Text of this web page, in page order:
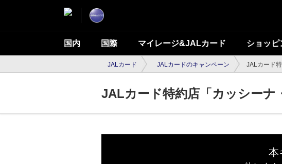
国内 国際 マイレージ&JALカード ショッピ
JALカード JALカードのキャンペーン JALカード
JALカード特約店「カッシー
本